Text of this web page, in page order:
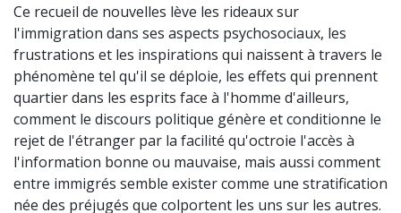
Ce recueil de nouvelles lève les rideaux sur
l'immigration dans ses aspects psychosociaux, les
frustrations et les inspirations qui naissent à travers le
phénomène tel qu'il se déploie, les effets qui prennent
quartier dans les esprits face à l'homme d'ailleurs,
comment le discours politique génère et conditionne le
rejet de l'étranger par la facilité qu'octroie l'accès à
l'information bonne ou mauvaise, mais aussi comment
entre immigrés semble exister comme une stratification
née des préjugés que colportent les uns sur les autres.